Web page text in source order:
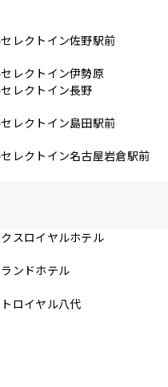
レクトイン佐野駅前
レクトイン伊勢原
レクトイン長野
レクトイン島田駅前
レクトイン名古屋岩倉駅前
スロイヤルホテル
ンドホテル
ロイヤル八代